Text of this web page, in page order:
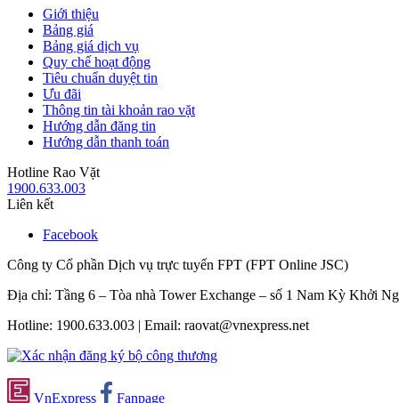
Giới thiệu
Bảng giá
Bảng giá dịch vụ
Quy chế hoạt động
Tiêu chuẩn duyệt tin
Ưu đãi
Thông tin tài khoản rao vặt
Hướng dẫn đăng tin
Hướng dẫn thanh toán
Hotline Rao Vặt
1900.633.003
Liên kết
Facebook
Công ty Cổ phần Dịch vụ trực tuyến FPT (FPT Online JSC)
Địa chỉ: Tầng 6 – Tòa nhà Tower Exchange – số 1 Nam Kỳ Khởi
Hotline: 1900.633.003 | Email: raovat@vnexpress.net
VnExpress Fanpage